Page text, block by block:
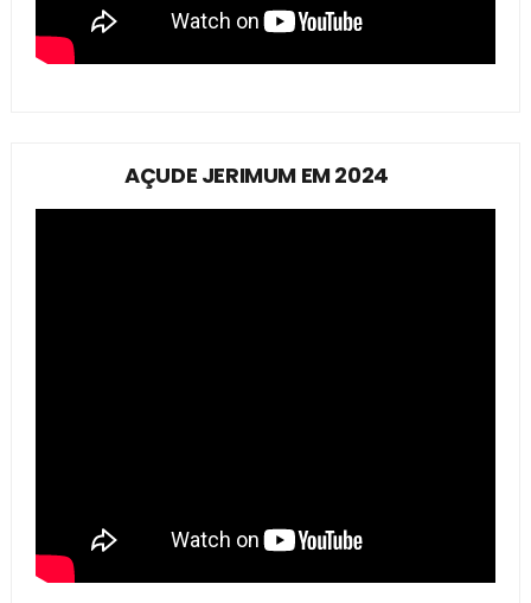
AÇUDE JERIMUM EM 2024